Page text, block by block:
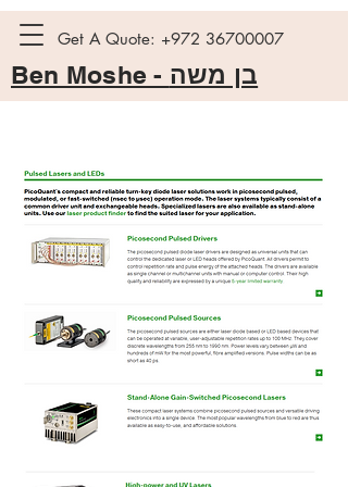
Get A Quote: +972 36700007
Ben Moshe - בן משה